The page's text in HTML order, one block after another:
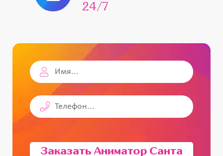
24/7
Заказать Аниматор Санта